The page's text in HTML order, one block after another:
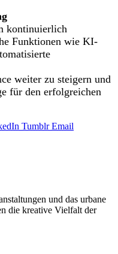
kontinuierlich
Funktionen wie KI-
weiter zu steigern und
für den erfolgreichen
Tumblr Email
und das urbane
die kreative Vielfalt der